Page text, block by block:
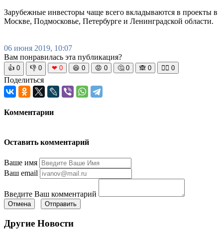
Зарубежные инвесторы чаще всего вкладываются в проекты в
Москве, Подмосковье, Петербурге и Ленинградской области.
06 июня 2019, 10:07
Вам понравилась эта публикация?
👍 0 👎 0 ❤ 0 😆 0 😡 0 🤔 0 🙈 0 🧘‍♀️ 0
Поделиться
Комментарии
Оставить комментарий
Ваше имя
Ваш email
Введите Ваш комментарий
Отмена Отправить
Другие Новости